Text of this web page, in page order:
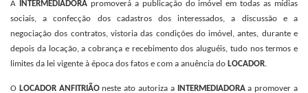
A INTERMEDIADORApromoverá a publicação do imóvel em todas as mídias
sociais, a confecção dos cadastros dos interessados, a discussão e a
negociação dos contratos, vistoria das condições do imóvel, antes, durante e
depois da locação, a cobrança e recebimento dos aluguéis, tudo nos termos e
limites da lei vigente à época dos fatos e com a anuência do LOCADOR
O LOCADOR ANFITRIÃOneste ato autoriza a INTERMEDIADORAa promover a